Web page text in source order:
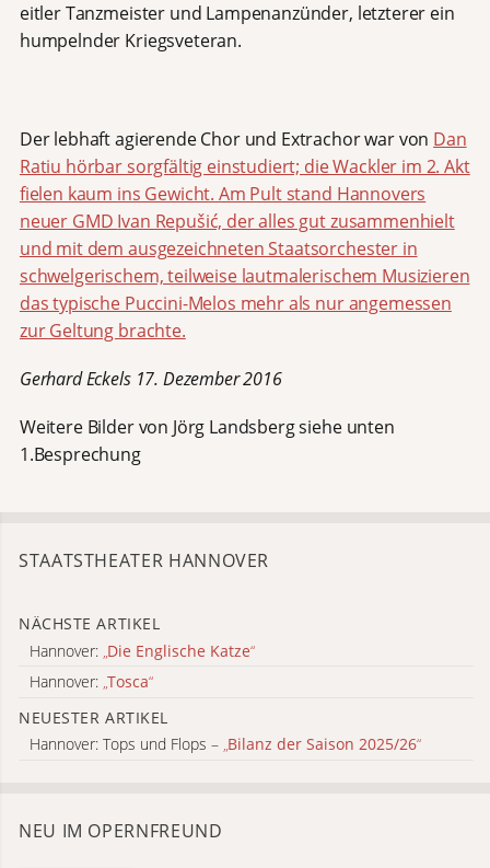
eitler Tanzmeister und Lampenanzünder, letzterer ein
humpelnder Kriegsveteran.
Der lebhaft agierende Chor und Extrachor war von Dan
Ratiu hörbar sorgfältig einstudiert; die Wackler im 2. Akt
fielen kaum ins Gewicht. Am Pult stand Hannovers
neuer GMD Ivan Repušić, der alles gut zusammenhielt
und mit dem ausgezeichneten Staatsorchester in
schwelgerischem, teilweise lautmalerischem Musizieren
das typische Puccini-Melos mehr als nur angemessen
zur Geltung brachte.
Gerhard Eckels 17. Dezember 2016
Weitere Bilder von Jörg Landsberg siehe unten
1.Besprechung
STAATSTHEATER HANNOVER
NÄCHSTE ARTIKEL
Hannover: „Die Englische Katze“
Hannover: „Tosca“
NEUESTER ARTIKEL
Hannover: Tops und Flops – „Bilanz der Saison 2025/26“
NEU IM OPERNFREUND